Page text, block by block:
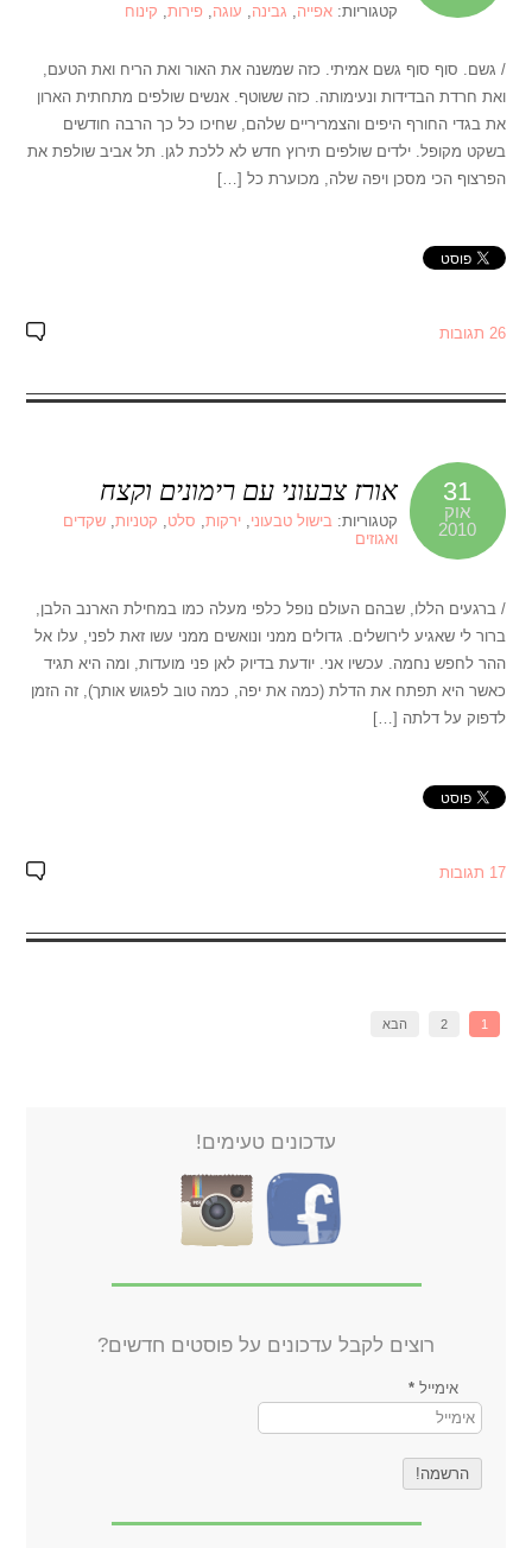
קטגוריות:אפייה, גבינה, עוגה,פירות, קינוח
/ גשם. סוף סוף גשם אמיתי. כזה שמשנה את האור ואת הריח ואת הטעם,
ואת חרדת הבדידות ונעימותה. כזה ששוטף. אנשים שולפים מתחתית הארון
את בגדי החורף היפים והצמריריים שלהם, שחיכו כל כך הרבה חודשים
בשקט מקופל. ילדים שולפים תירוץ חדש לא ללכת לגן. תל אביב שולפת את
הפרצוף הכי מסכן ויפה שלה, מכוערת כל […]
26 תגובות
31
אוק
2010
אורז צבעוני עם רימונים וקצח
קטגוריות:בישול טבעוני,ירקות, סלט, קטניות,שקדים
ואגוזים
/ ברגעים הללו, שבהם העולם נופל כלפי מעלה כמו במחילת הארנב הלבן,
ברור לי שאגיע לירושלים. גדולים ממני ונואשים ממני עשו זאת לפני, עלו אל
ההר לחפש נחמה. עכשיו אני. יודעת בדיוק לאן פני מועדות, ומה היא תגיד
כאשר היא תפתח את הדלת (כמה את יפה, כמה טוב לפגוש אותך), זה הזמן
לדפוק על דלתה […]
17 תגובות
1
2 הבא
עדכונים טעימים!
רוצים לקבל עדכונים על פוסטים חדשים?
אימייל*